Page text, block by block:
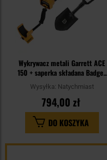
Wykrywacz metali Garrett ACE
150 + saperka składana Badger
Outdoor US Army - zestaw
Wysyłka: Natychmiast
794,00 zł
DO KOSZYKA